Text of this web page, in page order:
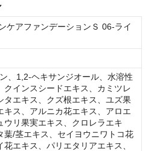
ケアファンデーションＳ 06-ライ
、1,2‐ヘキサンジオール、水溶性
クインスシードエキス、カミツレ
タエキス、クズ根エキス、ユズ果
キス、アルニカ花エキス、アロエ
ウリ果実エキス、クロレラエキ
葉/茎エキス、セイヨウニワトコ花
エキス、パリエタリアエキス、